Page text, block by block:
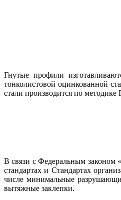
Гнутые профили
тонколистовой оцинкованной
стали производится по
В связи с Федеральным законом
стандартах и Стандартах
числе минимальные
вытяжные заклепки.